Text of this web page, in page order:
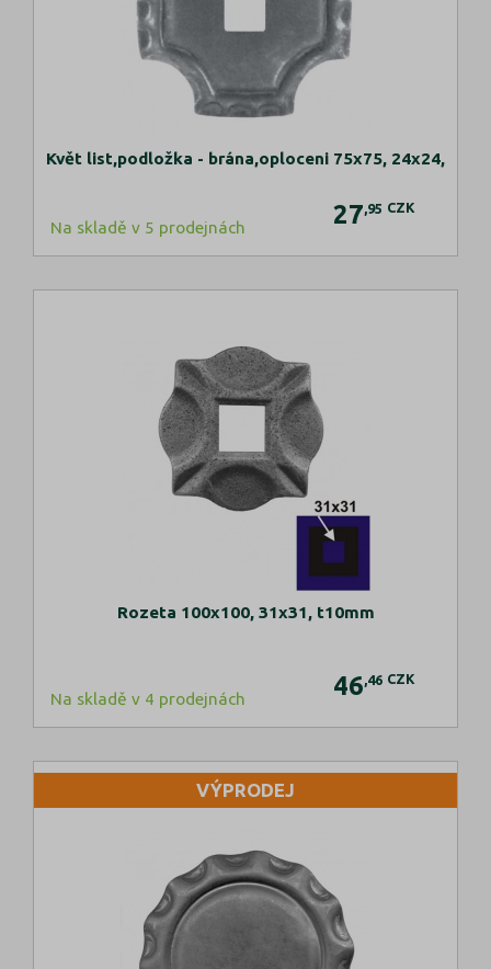
Květ list,podložka - brána,oploceni 75x75, 24x24,
Na skladě v 5 prodejnách 27 ,95 CZK
Rozeta 100x100, 31x31, t10mm
Na skladě v 4 prodejnách 46 ,46 CZK
VÝPRODEJ